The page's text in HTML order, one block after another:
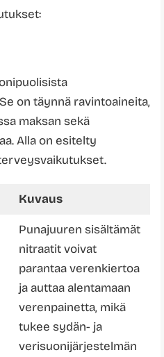
on täynnä ravintoaineita,
maksan sekä
Alla on esitelty
Kuvaus
Punajuuren sisältämät
nitraatit voivat
parantaa verenkiertoa
ja auttaa alentamaan
verenpainetta, mikä
tukee sydän- ja
verisuonijärjestelmän